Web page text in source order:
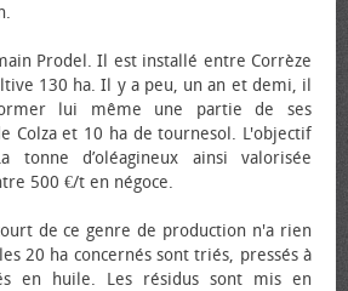
Prodel. Il est installé entre Corrèze
130 ha. Il y a peu, un an et demi, il
lui même une partie de ses
Colza et 10 ha de tournesol. L'objectif
tonne d’oléagineux ainsi valorisée
500 €/t en négoce.
de ce genre de production n'a rien
20 ha concernés sont triés, pressés à
en huile. Les résidus sont mis en